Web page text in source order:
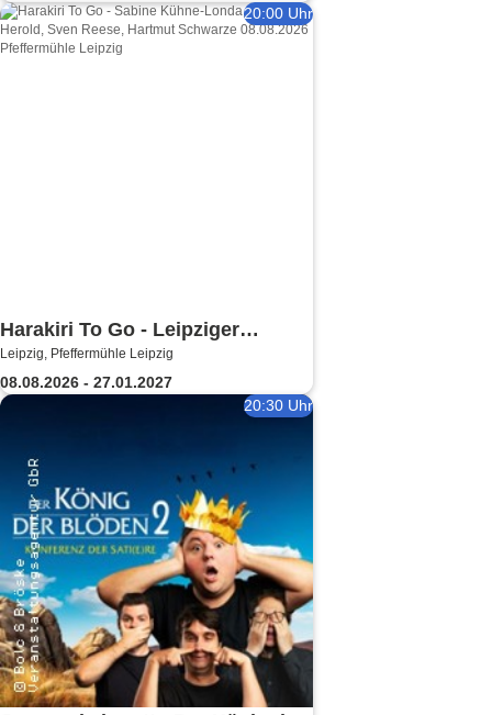
20:00 Uhr
Harakiri To Go - Leipziger
Pfeffermühle
Leipzig, Pfeffermühle Leipzig
08.08.2026 - 27.01.2027
20:30 Uhr